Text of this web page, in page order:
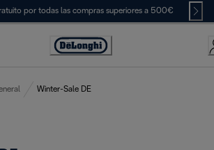
por todas las compras superiores a 500€
Accessibility
Winter-Sale DE